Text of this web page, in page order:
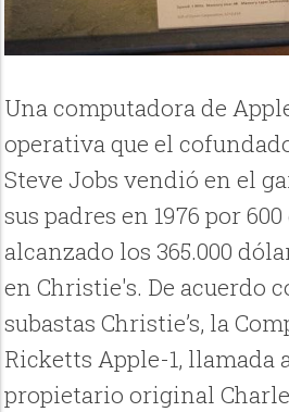
Una computadora de
operativa que el
Steve Jobs vendió en el
sus padres en 1976 por
alcanzado los 365.000
en Christie's. De acuerdo
subastas Christie’s, la
Ricketts Apple-1, llamada
propietario original